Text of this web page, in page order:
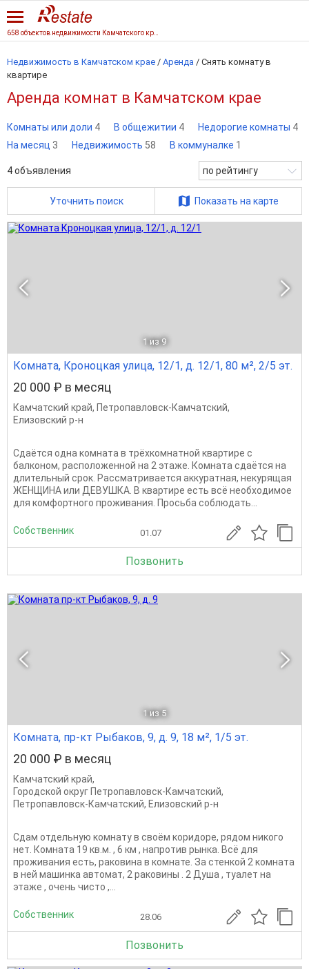
Недвижимость в Камчатском крае / Аренда / Снять комнату в
квартире
Аренда комнат в Камчатском крае
Комнаты или доли 4 В общежитии 4 Недорогие комнаты 4
На месяц 3 Недвижимость 58 В коммуналке 1
4объявления по рейтингу
Уточнить поиск Показать на карте
1 из 9
Комната, Кроноцкая улица, 12/1, д. 12/1, 80 м², 2/5 эт.
20 000 ₽ в месяц
Камчатский край, Петропавловск-Камчатский,
Елизовский р-н
Сдаётся одна комната в трёхкомнатной квартире с
балконом, расположенной на 2 этаже. Комната сдаётся на
длительный срок. Рассматривается аккуратная, некурящая
ЖЕНЩИНА или ДЕВУШКА. В квартире есть всё необходимое
для комфортного проживания. Просьба соблюдать...
Собственник 01.07
Позвонить
1 из 5
Комната, пр-кт Рыбаков, 9, д. 9, 18 м², 1/5 эт.
20 000 ₽ в месяц
Камчатский край,
Городской округ Петропавловск-Камчатский,
Петропавловск-Камчатский, Елизовский р-н
Сдам отдельную комнату в своём коридоре, рядом никого
нет. Комната 19 кв.м. , 6 км , напротив рынка. Всё для
проживания есть, раковина в комнате. За стенкой 2 комната
в ней машинка автомат, 2 раковины . 2 Душа , туалет на
этаже , очень чисто ,...
Собственник 28.06
Позвонить